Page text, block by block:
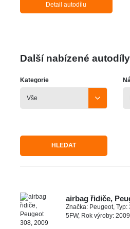
Detail autodílu
Další nabízené
Kategorie
HLEDAT
airbag řidiče,
Značka: Peugeot, Typ:
5FW, Rok výroby: 2009